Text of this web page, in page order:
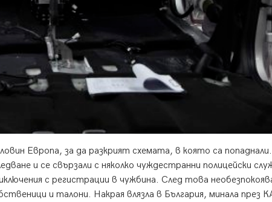
Европа, за да разкрият схемата, в която са попаднали.
и се свързали с няколко чуждестранни полицейски
с регистрации в чужбина. След това
и талони. Накрая влязла в България, минала през